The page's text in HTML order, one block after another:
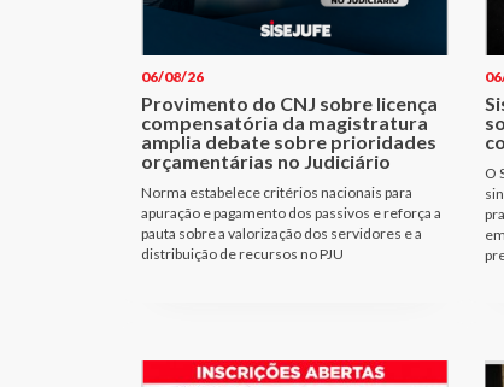
06/08/26
Provimento do CNJ sobre licença
compensatória da magistratura
amplia debate sobre prioridades
orçamentárias no Judiciário
Norma estabelece critérios nacionais para
apuração e pagamento dos passivos e reforça a
pauta sobre a valorização dos servidores e a
distribuição de recursos no PJU
O